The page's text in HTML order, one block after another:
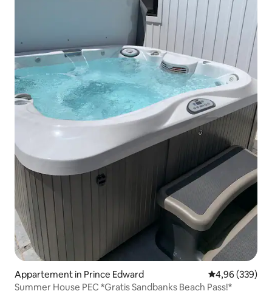
Appartement in Prince Edward Gemiddelde
4,96 (339)
Summer House PEC *Gratis Sandbanks Beach Pass!*